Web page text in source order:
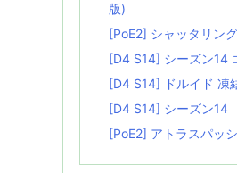
版)
[PoE2] シャッタリン
[D4 S14] シーズン14
[D4 S14] ドルイド 凍
[D4 S14] シーズン14
[PoE2] アトラスパッ